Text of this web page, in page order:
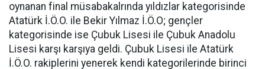
oynanan final müsabakalrında yıldızlar kategorisinde
Atatürk İ.Ö.O. ile Bekir Yılmaz İ.Ö.O; gençler
kategorisinde ise Çubuk Lisesi ile Çubuk Anadolu
Lisesi karşı karşıya geldi. Çubuk Lisesi ile Atatürk
İ.Ö.O. rakiplerini yenerek kendi kategorilerinde birinci